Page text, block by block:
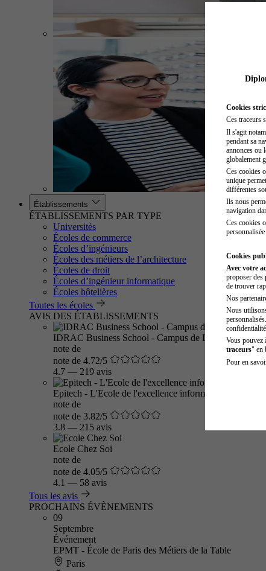
Établissements
ÉTABLISSEMENTS PAR TYPE
Universités
Écoles de commerce
Écoles d’ingénieurs
Écoles des métiers de l’architecture
Écoles de droit
Écoles d’ingénieur informatique
Écoles hôtelières
Toutes les écoles
AVIS DES ÉTABLISSEMENTS
IDRAC Business School - Campus de Lyon
note de
note de 4.72/5
4.7 — 219 avis
Epitech - L'Ecole de l'excellence informatique
note de
note de 3.82/5
3.8 — 215 avis
Ecole Chez Soi
note de
note de 4.05/5
4.1 — 58 avis
Tous les avis
PROCHAINS ÉVÈNEMENTS
09
Septembre
Événement
EPMT - École de Paris des Métiers de la Table
Paris
Cookies
Ces traceurs
Il s'agit
pendant sa
annonces ou
globalement
Ces cookies
unique
différentes
Ils nous
navigation
Ces cookies
Cookies
Avec votre
proposer des
de trouver
Nos
Nous
confidentialité.
Vous pouvez
traceurs" en
Pour en